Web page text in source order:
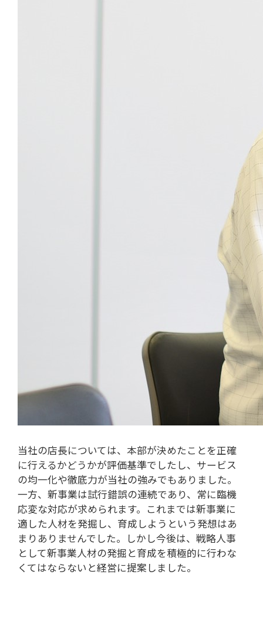
当社の店長については、本部が決めたことを正確
に行えるかどうかが評価基準でしたし、サービス
の均一化や徹底力が当社の強みでもありました。
一方、新事業は試行錯誤の連続であり、常に臨機
応変な対応が求められます。これまでは新事業に
適した人材を発掘し、育成しようという発想はあ
まりありませんでした。しかし今後は、戦略人事
として新事業人材の発掘と育成を積極的に行わな
くてはならないと経営に提案しました。